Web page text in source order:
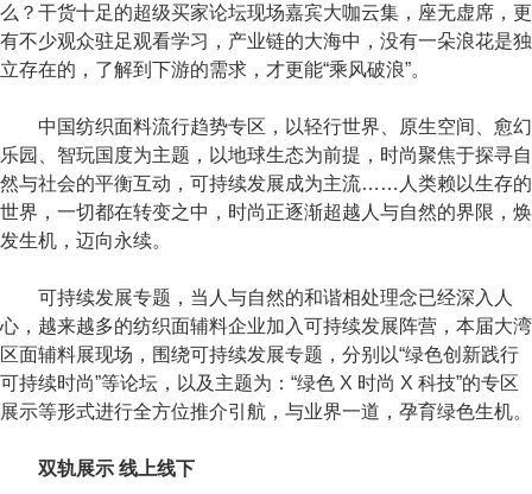
么？干货十足的超级买家论坛现场嘉宾大咖云集，座无虚席，更
有不少观众驻足观看学习，产业链的大海中，没有一朵浪花是独
立存在的，了解到下游的需求，才更能“乘风破浪”。
中国纺织面料流行趋势专区，以轻行世界、原生空间、愈幻
乐园、智玩国度为主题，以地球生态为前提，时尚聚焦于探寻自
然与社会的平衡互动，可持续发展成为主流……人类赖以生存的
世界，一切都在转变之中，时尚正逐渐超越人与自然的界限，焕
发生机，迈向永续。
可持续发展专题，当人与自然的和谐相处理念已经深入人
心，越来越多的纺织面辅料企业加入可持续发展阵营，本届大湾
区面辅料展现场，围绕可持续发展专题，分别以“绿色创新践行
可持续时尚”等论坛，以及主题为：“绿色 X 时尚 X 科技”的专区
展示等形式进行全方位推介引航，与业界一道，孕育绿色生机。
双轨展示 线上线下